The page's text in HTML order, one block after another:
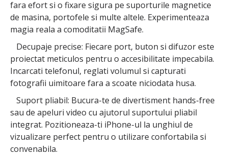
fara efort si o fixare sigura pe suporturile magnetice
de masina, portofele si multe altele. Experimenteaza
magia reala a comoditatii MagSafe.
Decupaje precise: Fiecare port, buton si difuzor este
proiectat meticulos pentru o accesibilitate impecabila.
Incarcati telefonul, reglati volumul si capturati
fotografii uimitoare fara a scoate niciodata husa.
Suport pliabil: Bucura-te de divertisment hands-free
sau de apeluri video cu ajutorul suportului pliabil
integrat. Pozitioneaza-ti iPhone-ul la unghiul de
vizualizare perfect pentru o utilizare confortabila si
convenabila.